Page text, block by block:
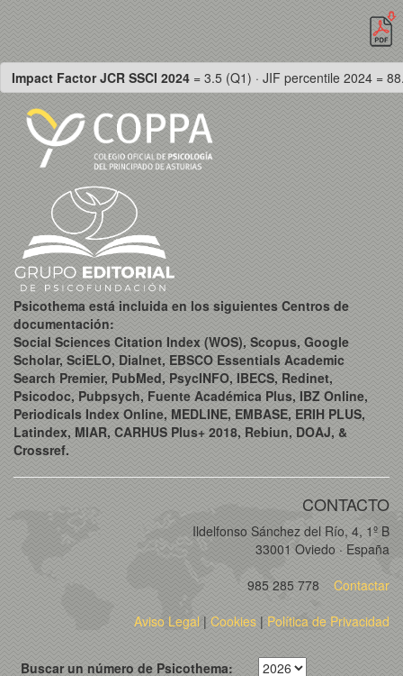
Impact Factor JCR SSCI 2024 = 3.5 (Q1) · JIF percentile 2024 =
Psicothema está incluida en los siguientes Centros de
documentación:
Social Sciences Citation Index (WOS), Scopus, Google
Scholar, SciELO, Dialnet, EBSCO Essentials Academic
Search Premier, PubMed, PsycINFO, IBECS, Redinet,
Psicodoc, Pubpsych, Fuente Académica Plus, IBZ Online,
Periodicals Index Online, MEDLINE, EMBASE, ERIH PLUS,
Latindex, MIAR, CARHUS Plus+ 2018, Rebiun, DOAJ, &
Crossref.
CONTACTO
Ildelfonso Sánchez del Río, 4, 1º B
33001 Oviedo · España
985 285 778
Contactar
Aviso Legal| Cookies | Política de Privacidad
Buscar un número de Psicothema: